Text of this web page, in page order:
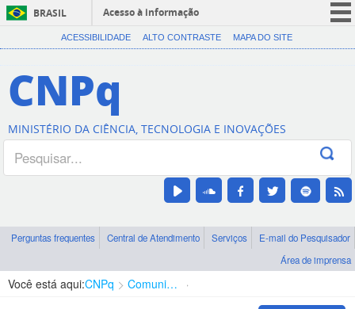
BRASIL
Acesso à informação
CORONAVÍRUS (COVID-19)
Canais
ACESSIBILIDADE ALTO CONTRASTE MAPA DO SITE
CNPq
MINISTÉRIO DA CIÊNCIA, TECNOLOGIA E INOVAÇÕES
Perguntas frequentes Central de Atendimento Serviços
E-mail do Pesquisador
Área de imprensa
Você está aqui:CNPq Comunicação